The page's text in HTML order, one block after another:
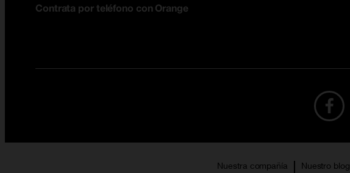
Contrata por teléfono con Orange
Nuestra compañía Nuestro blog